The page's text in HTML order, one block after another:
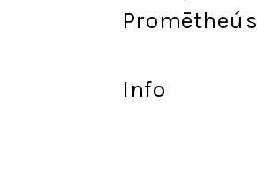
Promētheús
Info